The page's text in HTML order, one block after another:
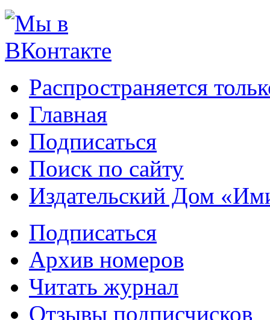
Распространяется
Главная
Подписаться
Поиск по сайту
Издательский Дом
Подписаться
Архив номеров
Читать журнал
Отзывы подписчисков